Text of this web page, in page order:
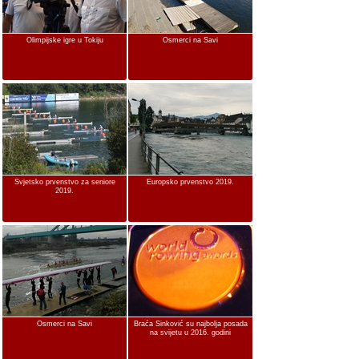
Olimpijske igre u Tokiju Osmerci na Savi
Svjetsko prvenstvo za seniore
2019.
Europsko prvenstvo 2019.
Osmerci na Savi
Braća Sinković su najbolja posada
na svijetu u 2016. godini